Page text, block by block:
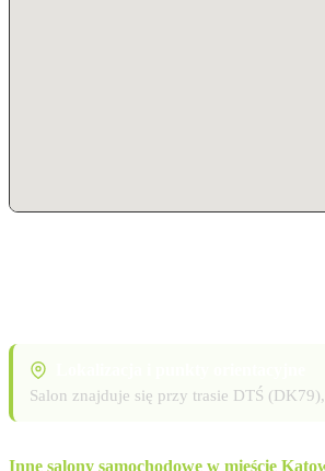
Salon znajduje się przy trasie DTŚ
Inne salony samochodowe w mieście